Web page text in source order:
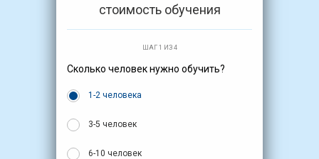
стоимость обучения
ШАГ 1 ИЗ 4
Сколько человек нужно обучить?
1-2 человека
3-5 человек
6-10 человек